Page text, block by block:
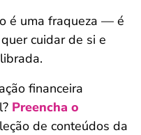
é uma fraqueza — é
cuidar de si e
financeira
Preencha o
de conteúdos da